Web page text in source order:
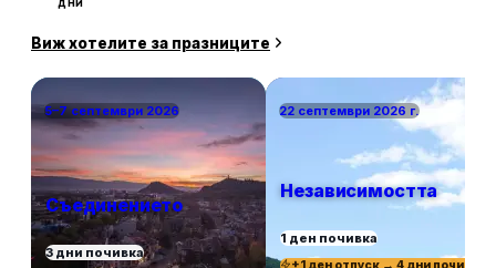
Виж хотелите за празниците
5–7 септември 2026
Съединението
3 дни почивка
22 септември 2026 г.
Независимостта
1 ден почивка
+1 ден отпуск → 4 дни почивка